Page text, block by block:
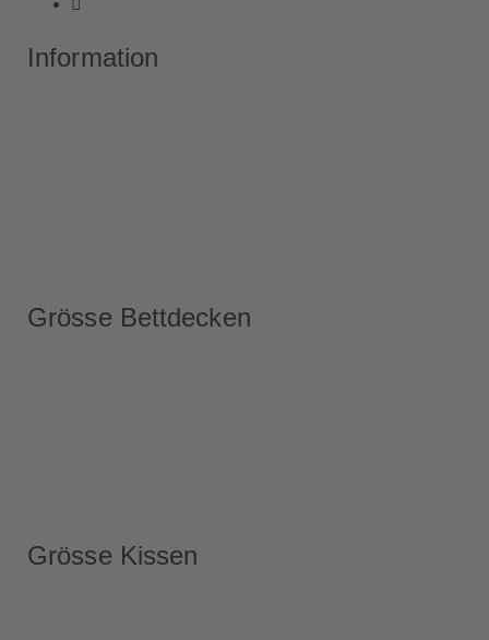
Information
Grösse Bettdecken
Grösse Kissen